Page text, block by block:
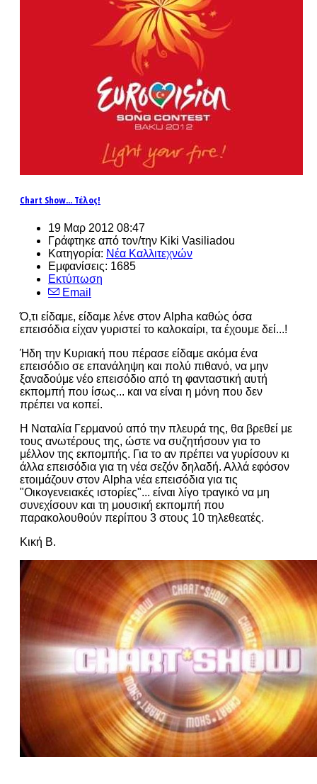
Chart Show... Τέλος!
19 Μαρ 2012 08:47
Γράφτηκε από τον/την Kiki Vasiliadou
Κατηγορία: Νέα Καλλιτεχνών
Εμφανίσεις: 1685
Εκτύπωση
Email
Ό,τι είδαμε, είδαμε λένε στον Alpha καθώς όσα
επεισόδια είχαν γυριστεί το καλοκαίρι, τα έχουμε δεί...!
Ήδη την Κυριακή που πέρασε είδαμε ακόμα ένα
επεισόδιο σε επανάληψη και πολύ πιθανό, να μην
ξαναδούμε νέο επεισόδιο από τη φανταστική αυτή
εκπομπή που ίσως... και να είναι η μόνη που δεν
πρέπει να κοπεί.
Η Ναταλία Γερμανού από την πλευρά της, θα βρεθεί με
τους ανωτέρους της, ώστε να συζητήσουν για το
μέλλον της εκπομπής. Για το αν πρέπει να γυρίσουν κι
άλλα επεισόδια για τη νέα σεζόν δηλαδή. Αλλά εφόσον
ετοιμάζουν στον Alpha νέα επεισόδια για τις
"Οικογενειακές ιστορίες"... είναι λίγο τραγικό να μη
συνεχίσουν και τη μουσική εκπομπή που
παρακολουθούν περίπου 3 στους 10 τηλεθεατές.
Κική Β.